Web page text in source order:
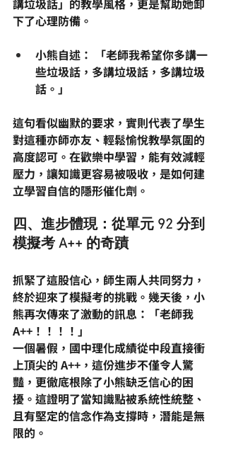
講垃圾話」的教學風格，更是幫助她卸
下了心理防備。
小熊自述：
「老師我希望你多講一
些垃圾話，多講垃圾話，多講垃圾
話。」
這句看似幽默的要求，實則代表了學生
對這種亦師亦友、輕鬆愉悅教學氛圍的
高度認可。在歡樂中學習，能有效減輕
壓力，讓知識更容易被吸收，是如何建
立學習自信的隱形催化劑。
四、進步體現：從單元 92 分到
模擬考 A++ 的奇蹟
抓緊了這股信心，師生兩人共同努力，
終於迎來了模擬考的挑戰。幾天後，小
熊再次傳來了激動的訊息：「老師我
A++！！！！ 」
一個暑假， 國中理化成績從中段直接衝
上頂尖的 A++，這份進步不僅令人驚
豔，更徹底根除了小熊缺乏信心的困
擾。這證明了當知識點被系統性統整、
且有堅定的信念作為支撐時，潛能是無
限的。